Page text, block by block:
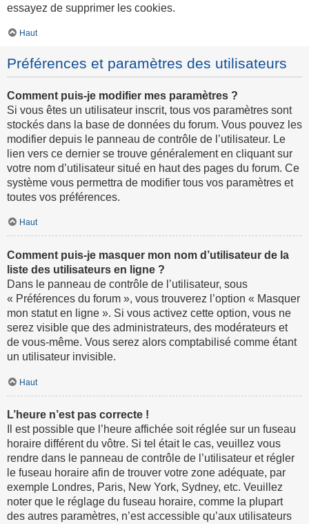
essayez de supprimer les cookies.
Haut
Préférences et paramètres des utilisateurs
Comment puis-je modifier mes paramètres ?
Si vous êtes un utilisateur inscrit, tous vos paramètres sont
stockés dans la base de données du forum. Vous pouvez les
modifier depuis le panneau de contrôle de l’utilisateur. Le
lien vers ce dernier se trouve généralement en cliquant sur
votre nom d’utilisateur situé en haut des pages du forum. Ce
système vous permettra de modifier tous vos paramètres et
toutes vos préférences.
Haut
Comment puis-je masquer mon nom d’utilisateur de la
liste des utilisateurs en ligne ?
Dans le panneau de contrôle de l’utilisateur, sous
« Préférences du forum », vous trouverez l’option « Masquer
mon statut en ligne ». Si vous activez cette option, vous ne
serez visible que des administrateurs, des modérateurs et
de vous-même. Vous serez alors comptabilisé comme étant
un utilisateur invisible.
Haut
L’heure n’est pas correcte !
Il est possible que l’heure affichée soit réglée sur un fuseau
horaire différent du vôtre. Si tel était le cas, veuillez vous
rendre dans le panneau de contrôle de l’utilisateur et régler
le fuseau horaire afin de trouver votre zone adéquate, par
exemple Londres, Paris, New York, Sydney, etc. Veuillez
noter que le réglage du fuseau horaire, comme la plupart
des autres paramètres, n’est accessible qu’aux utilisateurs